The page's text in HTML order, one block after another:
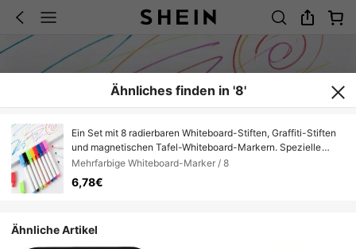
Ähnliches finden in '8'
Ein Set mit 8 radierbaren Whiteboard-Stiften, Graffiti-Stiften
und magnetischen Tafel-Whiteboard-Markern. Spezielle
Lehrmittel für Lehrer, Zeichenstifte, Stifte auf Wasserbasis,
geeignet zum Skizzieren im Freien, Skizzieren in
Innenräumen und für den Unterricht im Büro.
Mehrfarbige Whiteboard-Marker / 8
6,78€
Ähnliche Artikel